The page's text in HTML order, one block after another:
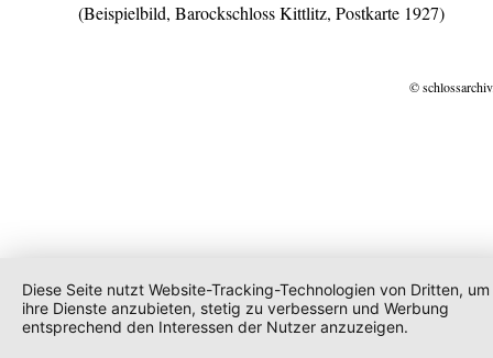
(Beispielbild, Barockschloss Kittlitz, Postkarte 1927)
©
Diese Seite nutzt Website-Tracking-Technologien von Dritten, um
ihre Dienste anzubieten, stetig zu verbessern und Werbung
entsprechend den Interessen der Nutzer anzuzeigen.